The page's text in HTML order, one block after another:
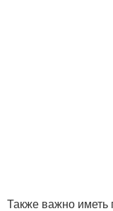
Также важно иметь